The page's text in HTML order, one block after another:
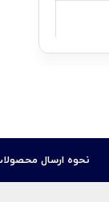
نحوه ارسال